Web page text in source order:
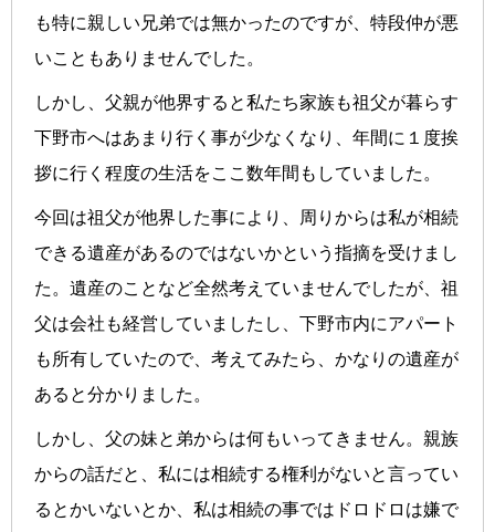
も特に親しい兄弟では無かったのですが、特段仲が悪
いこともありませんでした。
しかし、父親が他界すると私たち家族も祖父が暮らす
下野市へはあまり行く事が少なくなり、年間に１度挨
拶に行く程度の生活をここ数年間もしていました。
今回は祖父が他界した事により、周りからは私が相続
できる遺産があるのではないかという指摘を受けまし
た。遺産のことなど全然考えていませんでしたが、祖
父は会社も経営していましたし、下野市内にアパート
も所有していたので、考えてみたら、かなりの遺産が
あると分かりました。
しかし、父の妹と弟からは何もいってきません。親族
からの話だと、私には相続する権利がないと言ってい
るとかいないとか、私は相続の事ではドロドロは嫌で